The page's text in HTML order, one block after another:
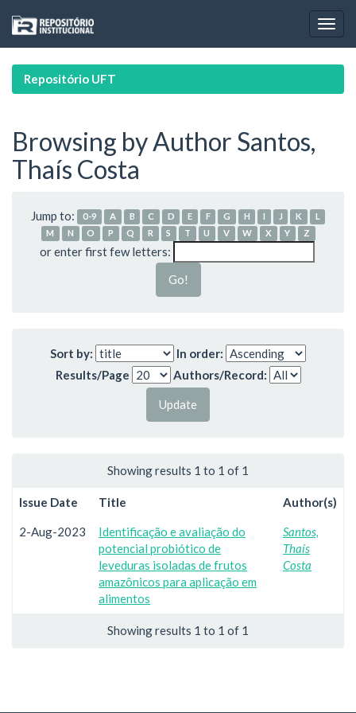
navigation
Repositório UFT
Browsing by Author Santos,
Thaís Costa
Jump to: 0-9 A B C D E F G H I J K
L
M
N O P Q R S T U V W X Y Z
or enter first few letters:
Sort by:
In order:
Results/Page
Authors/Record:
Showing results 1 to 1 of 1
Issue Date Title Author(s)
2-Aug-2023
Identificação e avaliação do
potencial probiótico de
leveduras isoladas de frutos
amazônicos para aplicação em
alimentos
Santos,
Thaís
Costa
Showing results 1 to 1 of 1